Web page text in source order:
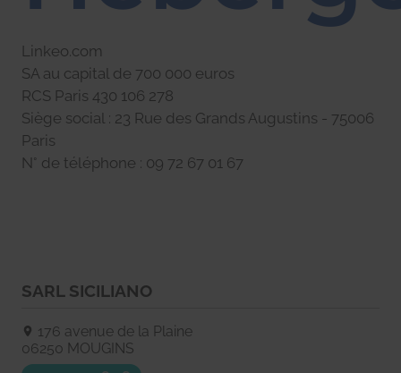
Linkeo.com
SA au capital de 700 000 euros
RCS Paris 430 106 278
Siège social : 23 Rue des Grands Augustins - 75006
Paris
N° de téléphone : 09 72 67 01 67
SARL SICILIANO
176 avenue de la Plaine
06250 MOUGINS